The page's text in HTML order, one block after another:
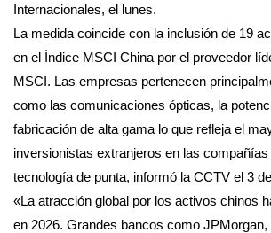
Internacionales, el lunes.
La medida coincide con la inclusión de 19
en el Índice MSCI China por el proveedor
MSCI. Las empresas pertenecen
como las comunicaciones ópticas, la
fabricación de alta gama lo que refleja el
inversionistas extranjeros en las
tecnología de punta, informó la CCTV el 3
«La atracción global por los activos chinos
en 2026. Grandes bancos como